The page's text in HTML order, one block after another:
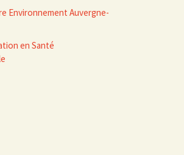
Environnement Auvergne-
en Santé